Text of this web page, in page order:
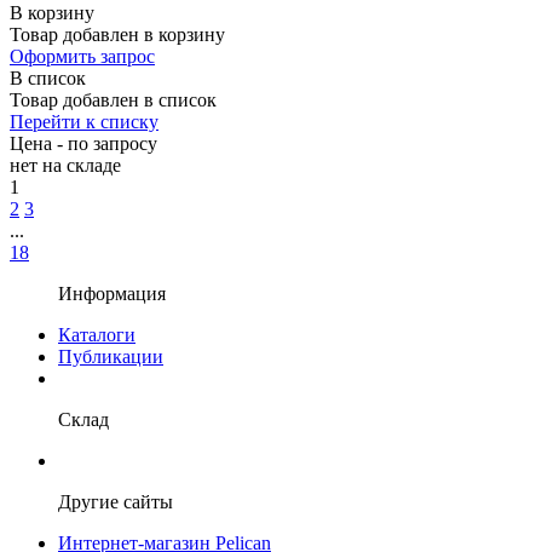
В корзину
Товар добавлен в корзину
Оформить запрос
В список
Товар добавлен в список
Перейти к списку
Цена - по запросу
нет на складе
1
2 3
...
18
Информация
Каталоги
Публикации
Склад
Другие сайты
Интернет-магазин Pelican